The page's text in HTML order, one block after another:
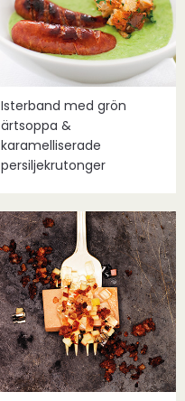
Isterband med grön
ärtsoppa &
karamelliserade
persiljekrutonger